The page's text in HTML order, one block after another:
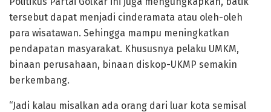
tersebut dapat menjadi cinderamata atau oleh-oleh
para wisatawan. Sehingga mampu meningkatkan
pendapatan masyarakat. Khususnya pelaku UMKM,
binaan perusahaan, binaan diskop-UKMP semakin
berkembang.
“Jadi kalau misalkan ada orang dari luar kota semisal